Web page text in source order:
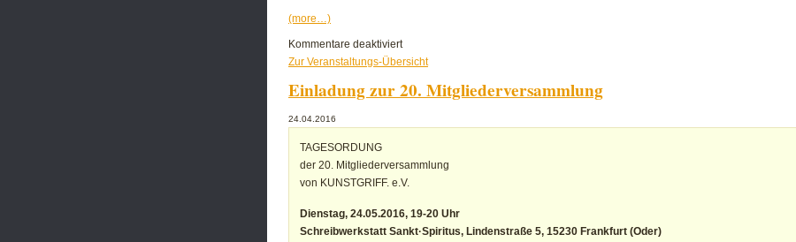
(more…)
Kommentare deaktiviertfür
Speed:Dating
Frankfurt
Zur Veranstaltungs-Übersicht
Einladung zur 20. Mitgliederversammlung
24.04.2016
TAGESORDUNG
der 20. Mitgliederversammlung
von KUNSTGRIFF. e.V.
Dienstag, 24.05.2016, 19-20 Uhr
Schreibwerkstatt Sankt·Spiritus, Lindenstraße 5, 15230 Frankfurt (Oder)